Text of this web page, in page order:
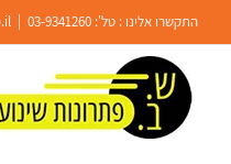
פתח סרגל נגישות
content
התקשרו אלינו : טל': 03-9341260